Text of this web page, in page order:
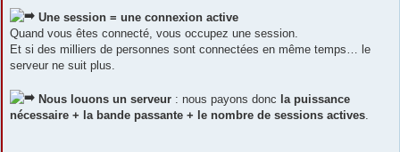
Une session = une connexion active
Quand vous êtes connecté, vous occupez une session.
Et si des milliers de personnes sont connectées en même temps… le
serveur ne suit plus.
Nous louons un serveur : nous payons donc la puissance
nécessaire + la bande passante + le nombre de sessions actives.